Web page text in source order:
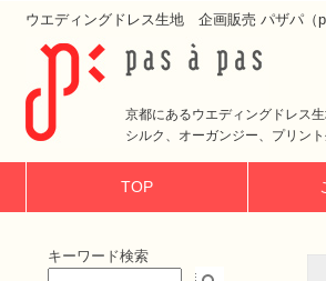
ウエディングドレス生地 企画販売 パザパ（
京都にあるウエディングドレス生
シルク、オーガンジー、プリン
TOP
キーワード検索